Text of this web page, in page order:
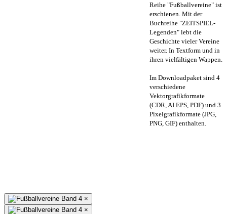
Reihe "Fußballvereine" ist
erschienen. Mit der
Buchreihe "ZEITSPIEL-
Legenden" lebt die
Geschichte vieler Vereine
weiter. In Textform und in
ihren vielfältigen Wappen.
Im Downloadpaket sind 4
verschiedene
Vektorgrafikformate
(CDR, AI EPS, PDF) und 3
Pixelgrafikformate (JPG,
PNG, GIF) enthalten.
×
×